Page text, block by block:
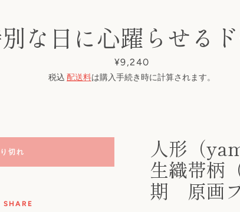
も
検
索
な日に心躍らせる
価
格
¥9,240
税込配送料は購入手続き時に計算されます。
人形（
生織帯柄
期 原画プ
切れ
SHARE